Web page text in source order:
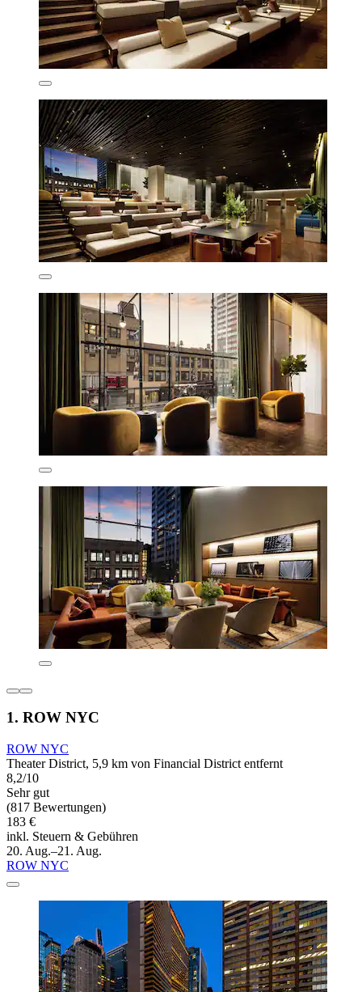
1. ROW NYC
ROW NYC
Theater District, 5,9 km von Financial District entfernt
8,2/10
Sehr gut
(817 Bewertungen)
183 €
inkl. Steuern & Gebühren
20. Aug.–21. Aug.
ROW NYC